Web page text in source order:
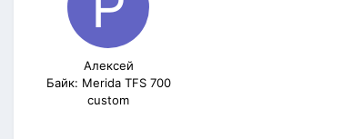
Алексей
Байк: Merida TFS 700
custom